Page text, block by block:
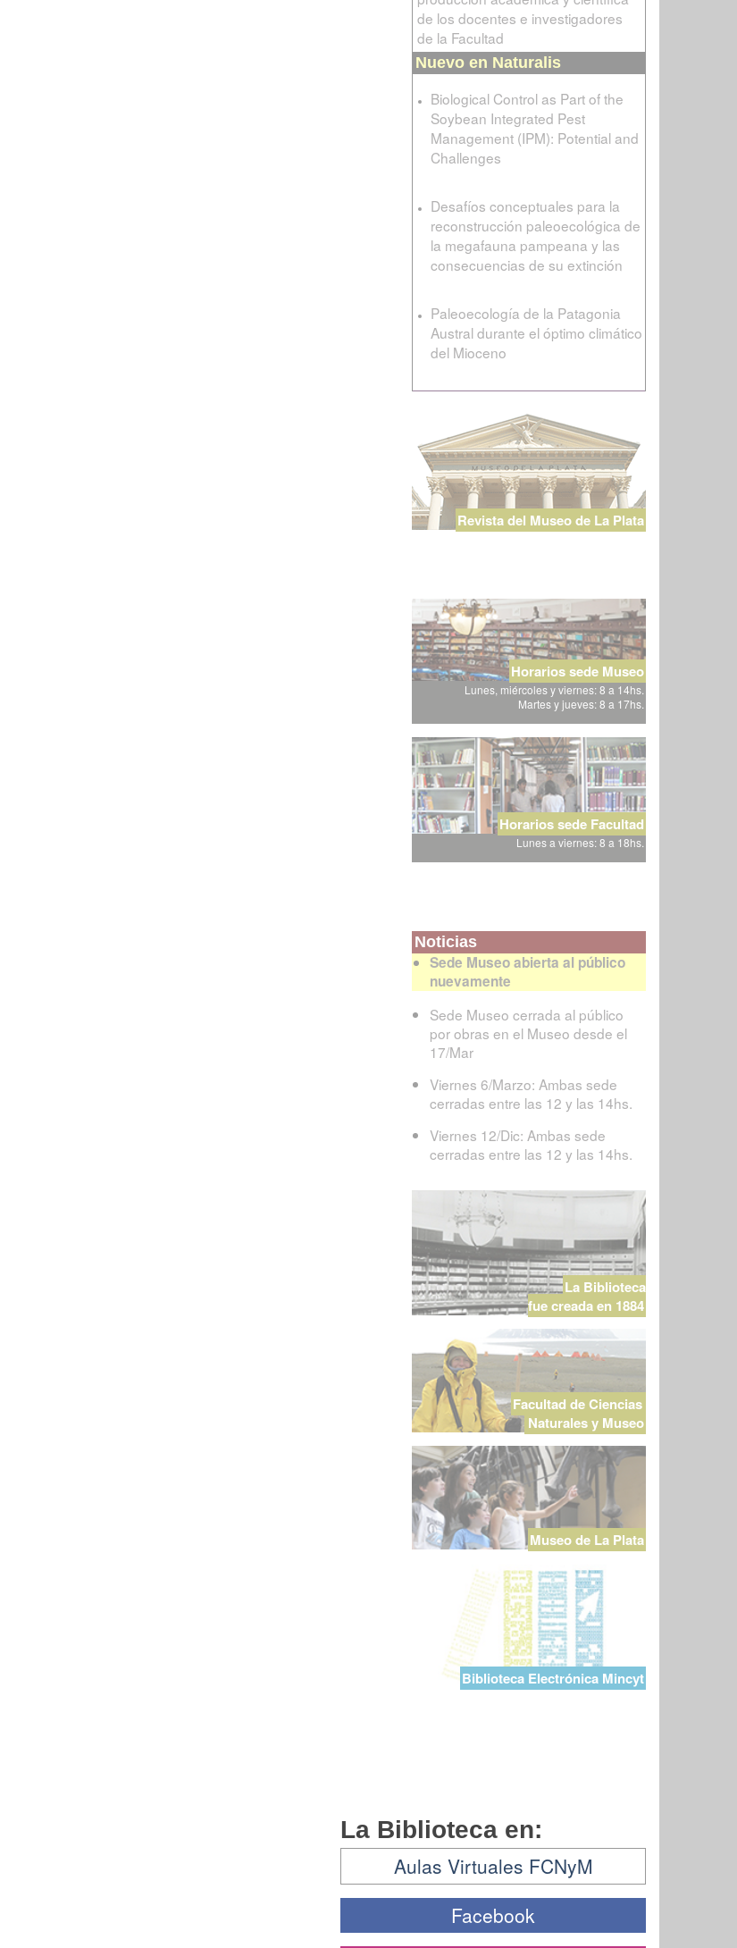
de los docentes e investigadores
de la Facultad
Nuevo en Naturalis
Biological Control as Part of the
Soybean Integrated Pest
Management (IPM): Potential and
Challenges
Desafíos conceptuales para la
reconstrucción paleoecológica de
la megafauna pampeana y las
consecuencias de su extinción
Paleoecología de la Patagonia
Austral durante el óptimo climático
del Mioceno
Revista del Museo de La Plata
Horarios sede Museo
Lunes, miércoles y viernes: 8 a 14hs.
Martes y jueves: 8 a 17hs.
Horarios sede Facultad
Lunes a viernes: 8 a 18hs.
Noticias
Sede Museo abierta al público
nuevamente
Sede Museo cerrada al público
por obras en el Museo desde el
17/Mar
Viernes 6/Marzo: Ambas sede
cerradas entre las 12 y las 14hs.
Viernes 12/Dic: Ambas sede
cerradas entre las 12 y las 14hs.
La Biblioteca
fue creada en 1884
Facultad de Ciencias
Naturales y Museo
Museo de La Plata
Biblioteca Electrónica Mincyt
La Biblioteca en:
Aulas Virtuales FCNyM
Facebook